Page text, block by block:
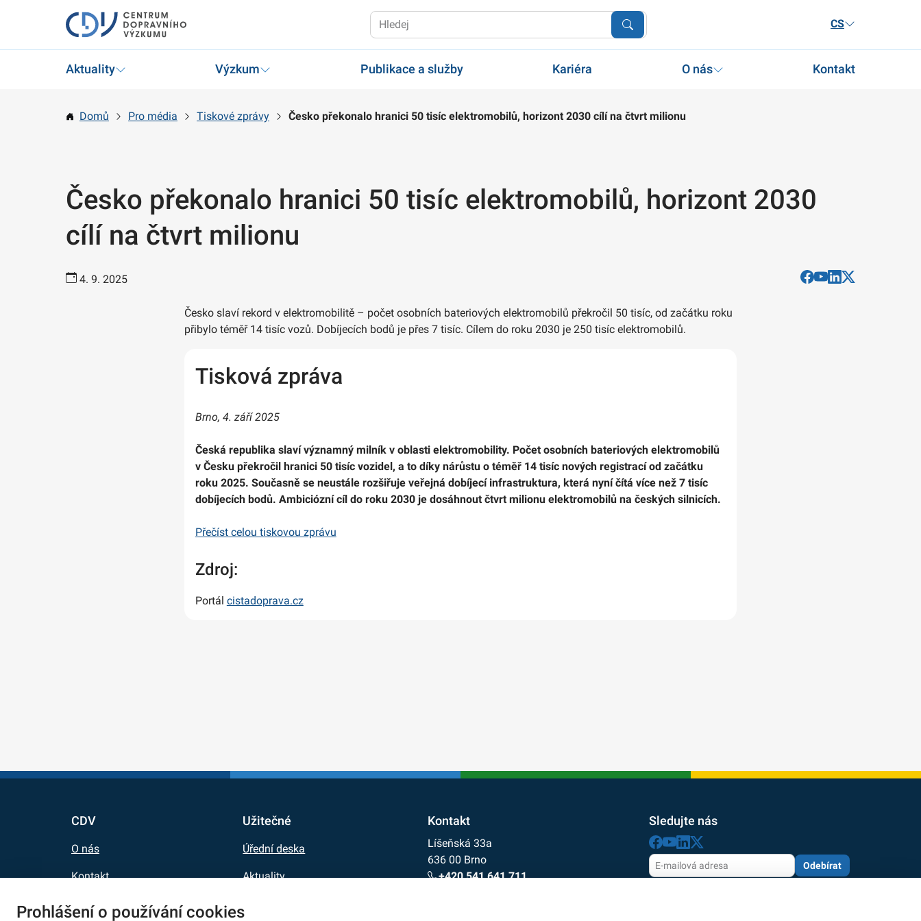
CS
Aktuality Výzkum Publikace a služby Kariéra O nás Kontakt
Domů Pro média Tiskové zprávy Česko překonalo hranici 50 tisíc elektromobilů, horizont 2030 cílí na čtvrt milionu
Česko překonalo hranici 50 tisíc elektromobilů, horizont 2030
cílí na čtvrt milionu
4. 9. 2025
Česko slaví rekord v elektromobilitě – počet osobních bateriových elektromobilů překročil 50 tisíc, od začátku roku
přibylo téměř 14 tisíc vozů. Dobíjecích bodů je přes 7 tisíc. Cílem do roku 2030 je 250 tisíc elektromobilů.
Tisková zpráva
Brno, 4. září 2025
Česká republika slaví významný milník v oblasti elektromobility. Počet osobních bateriových elektromobilů
v Česku překročil hranici 50 tisíc vozidel, a to díky nárůstu o téměř 14 tisíc nových registrací od začátku
roku 2025. Současně se neustále rozšiřuje veřejná dobíjecí infrastruktura, která nyní čítá více než 7 tisíc
dobíjecích bodů. Ambiciózní cíl do roku 2030 je dosáhnout čtvrt milionu elektromobilů na českých silnicích.
Přečíst celou tiskovou zprávu
Zdroj:
Portál cistadoprava.cz
CDV
O nás
Kontakt
Kariéra
Užitečné
Úřední deska
Aktuality
Kontakt
Líšeňská 33a
636 00 Brno
+420 541 641 711
Sledujte nás
Odebírat
Prohlášení o používání cookies